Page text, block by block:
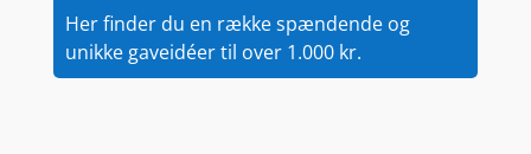
Her finder du en række spændende og
unikke gaveidéer til over 1.000 kr.